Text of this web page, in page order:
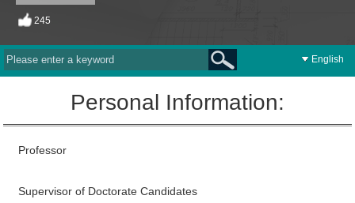
245
English
Personal Information:
Professor
Supervisor of Doctorate Candidates